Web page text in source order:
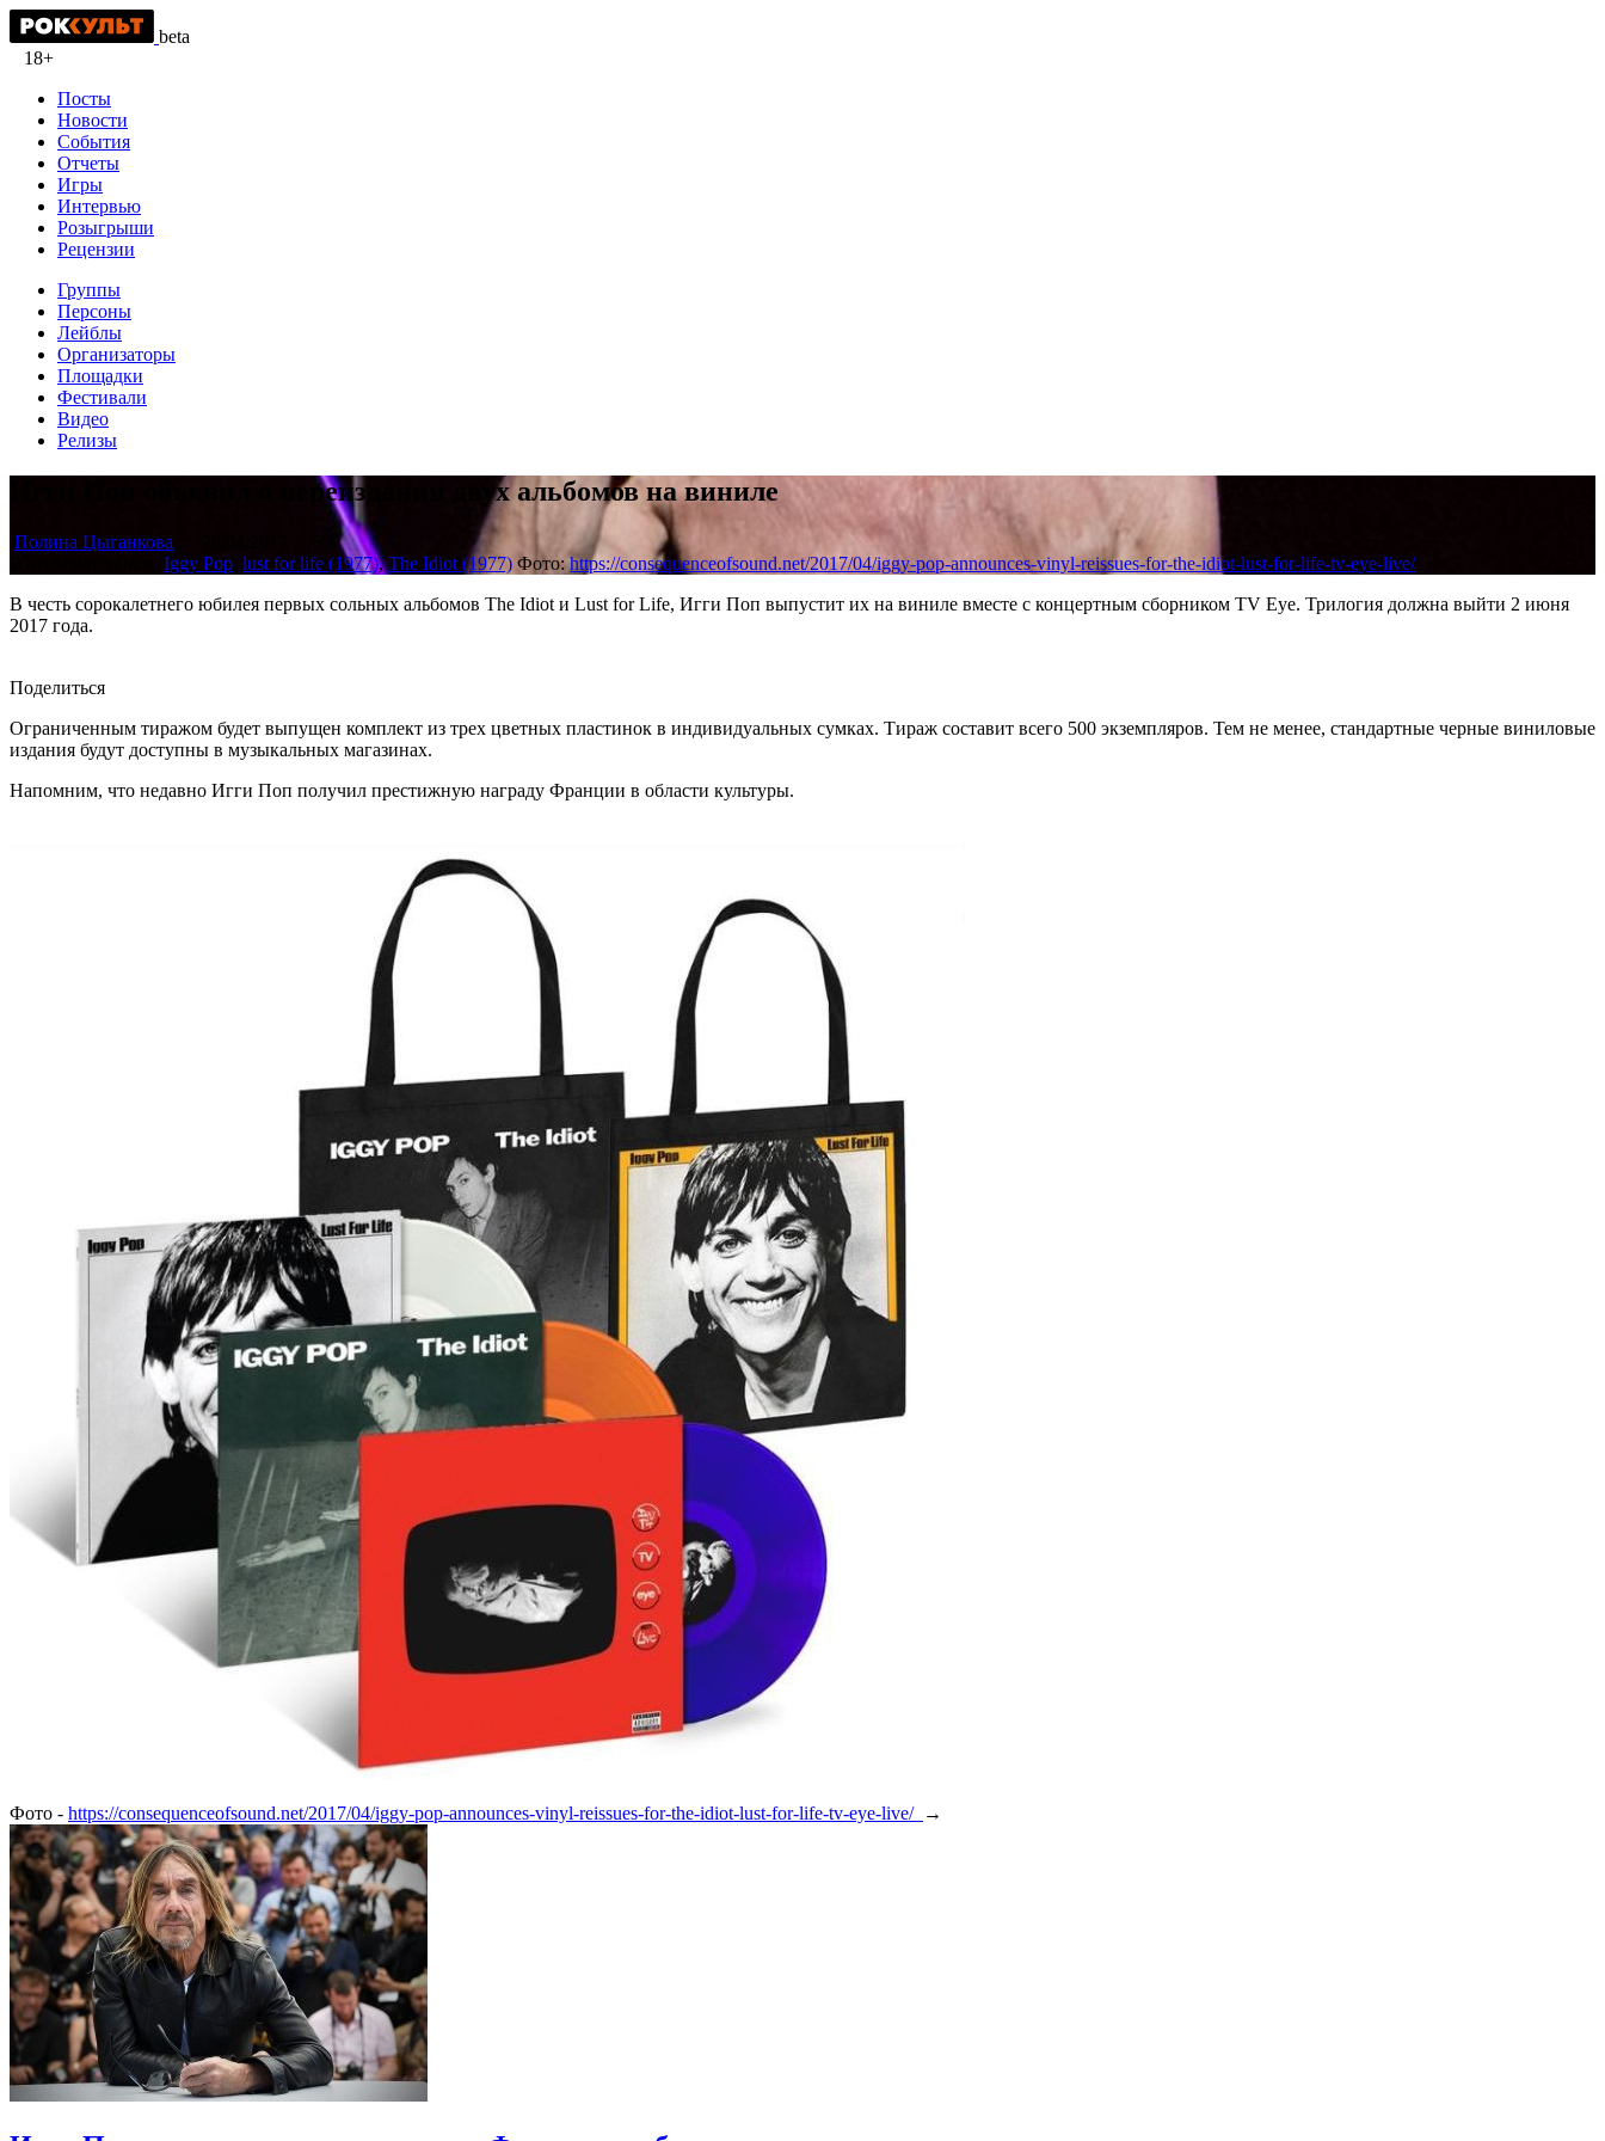
beta
18+
Посты
Новости
События
Отчеты
Игры
Интервью
Розыгрыши
Рецензии
Группы
Персоны
Лейблы
Организаторы
Площадки
Фестивали
Видео
Релизы
Игги Поп объявил о переиздании двух альбомов на виниле
Полина Цыганкова
609
Iggy Pop lust for life (1977),The Idiot (1977) Фото:https://consequenceofsound.net/2017/04/iggy-pop-announces-vinyl-reissues-for-the-idiot-lust-for-life-tv-eye-live/
В честь сорокалетнего юбилея первых сольных альбомов The Idiot и Lust for Life, Игги Поп выпустит их на виниле вместе с концертным сборником TV Eye. Трилогия должна выйти 2 июня
2017 года.
Поделиться
Ограниченным тиражом будет выпущен комплект из трех цветных пластинок в индивидуальных сумках. Тираж составит всего 500 экземпляров. Тем не менее, стандартные черные виниловые
издания будут доступны в музыкальных магазинах.
Напомним, что недавно Игги Поп получил престижную награду Франции в области культуры.
Фото - https://consequenceofsound.net/2017/04/iggy-pop-announces-vinyl-reissues-for-the-idiot-lust-for-life-tv-eye-live/ →